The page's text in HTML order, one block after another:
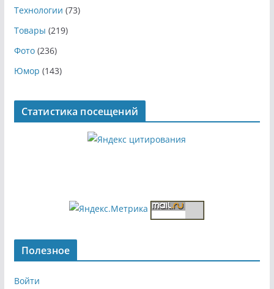
Технологии (73)
Товары (219)
Фото(236)
Юмор (143)
Статистика посещений
Полезное
Войти